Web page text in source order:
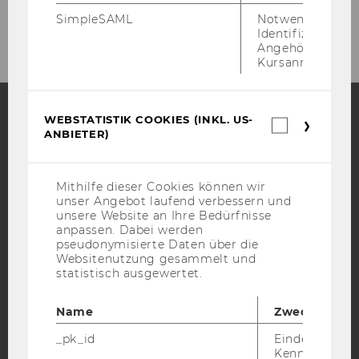
YouTube NewsletterBluesky
BARRIEREFREIHEITSERKLÄRUNG WEBSEITE
SimpleSAML
Notwendig zur
Identifizierung
Angehörige/r für
Kursanmeldung.
WEBSTATISTIK COOKIES (INKL. US-
ANBIETER)
Mithilfe dieser Cookies können wir
unser Angebot laufend verbessern und
unsere Website an Ihre Bedürfnisse
anpassen. Dabei werden
pseudonymisierte Daten über die
Websitenutzung gesammelt und
statistisch ausgewertet.
Name
Zweck
_pk_id
Eindeutige